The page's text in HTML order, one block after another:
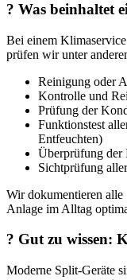
?️ Was beinhaltet
Bei einem
prüfen wir unter
Reinigung oder
Kontrolle und
Prüfung der
Funktionstest
Entfeuchten)
Überprüfung der
Sichtprüfung
Wir dokumentieren alle
Anlage im Alltag
? Gut zu wissen:
Moderne Split-Geräte